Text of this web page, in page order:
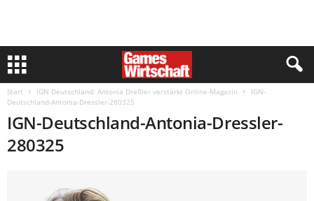
Start IGN Deutschland: Antonia Dreßler verstärkt Online-Magazin
IGN-
Deutschland-Antonia-Dressler-280325
IGN-Deutschland-Antonia-Dressler-
280325